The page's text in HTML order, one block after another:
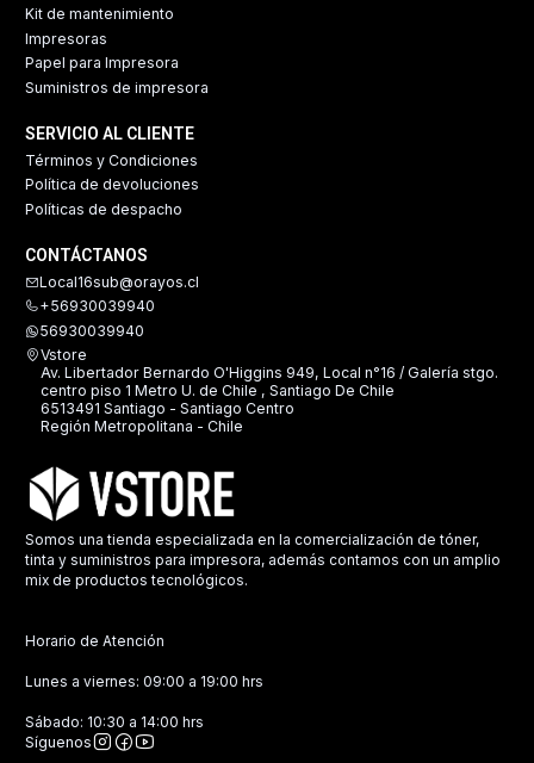
Kit de mantenimiento
Impresoras
Papel para Impresora
Suministros de impresora
SERVICIO AL CLIENTE
Términos y Condiciones
Política de devoluciones
Políticas de despacho
CONTÁCTANOS
Local16sub@orayos.cl
+56930039940
56930039940
Vstore
Av. Libertador Bernardo O'Higgins 949, Local n°16 / Galería stgo.
centro piso 1 Metro U. de Chile , Santiago De Chile
6513491 Santiago - Santiago Centro
Región Metropolitana - Chile
Somos una tienda especializada en la comercialización de tóner,
tinta y suministros para impresora, además contamos con un amplio
mix de productos tecnológicos.
Horario de Atención
Lunes a viernes: 09:00 a 19:00 hrs
Sábado: 10:30 a 14:00 hrs
Síguenos